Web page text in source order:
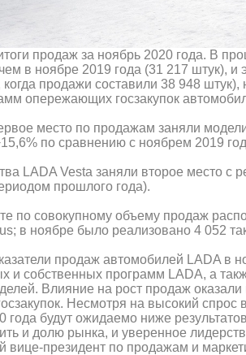
продаж за ноябрь 2020 года. В
в ноябре 2019 года (31 217 штук),
продажи составили 38 948
опережающих госзакупок
место по продажам заняли
по сравнению с ноябрем 2019
LADA Vesta заняли второе место с
прошлого года).
по совокупному объему продаж
в ноябре было реализовано 4 052
продаж автомобилей LADA в
и собственных программ LADA, а
Влияние на рост продаж
Несмотря на высокий
года будут ожидаемо ниже
и долю рынка, и уверенное
вице-президент по продажам и